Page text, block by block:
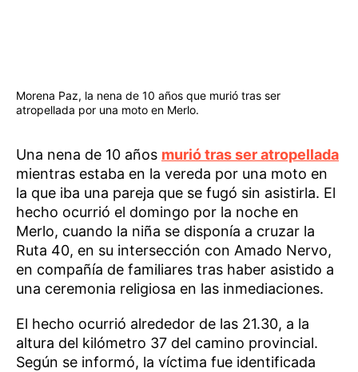
Morena Paz, la nena de 10 años que murió tras ser
atropellada por una moto en Merlo.
Una nena de 10 años murió tras ser atropellada
mientras estaba en la vereda por una moto en
la que iba una pareja que se fugó sin asistirla. El
hecho ocurrió el domingo por la noche en
Merlo, cuando la niña se disponía a cruzar la
Ruta 40, en su intersección con Amado Nervo,
en compañía de familiares tras haber asistido a
una ceremonia religiosa en las inmediaciones.
El hecho ocurrió alrededor de las 21.30, a la
altura del kilómetro 37 del camino provincial.
Según se informó, la víctima fue identificada